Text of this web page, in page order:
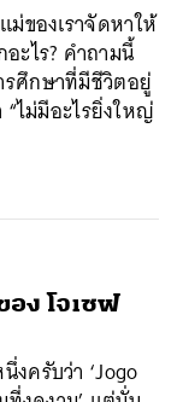
ของเราจัดหาให้
ะไร? คำถามนี้
ศึกษาที่มีชีวิตอยู่
ไม่มีอะไรยิ่งใหญ่
อง โจเซฟ
งครับว่า ‘Jogo